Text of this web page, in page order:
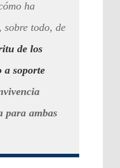
ha
sobre todo, de
de los
a soporte
para ambas